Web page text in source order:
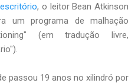
, o leitor Bean Atkinson
um programa de malhação
(em tradução livre,
passou 19 anos no xilindró por